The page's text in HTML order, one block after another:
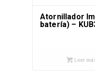
Atornillador
batería) –
Leer